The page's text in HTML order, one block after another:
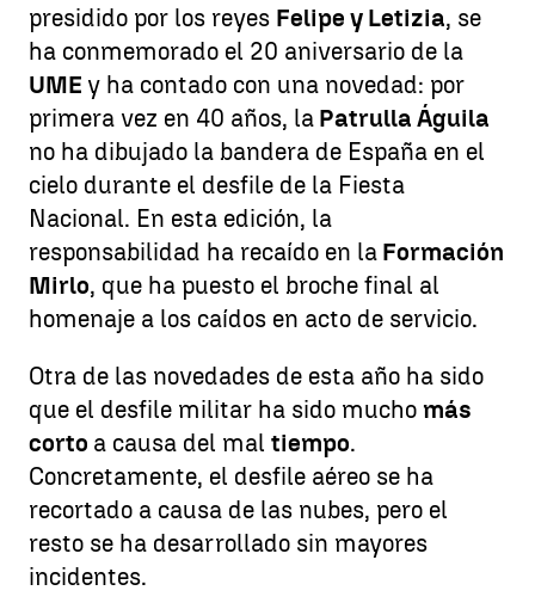
presidido por los reyes Felipe y Letizia, se
ha conmemorado el 20 aniversario de la
UME y ha contado con una novedad: por
primera vez en 40 años, la Patrulla Águila
no ha dibujado la bandera de España en el
cielo durante el desfile de la Fiesta
Nacional. En esta edición, la
responsabilidad ha recaído en la Formación
Mirlo, que ha puesto el broche final al
homenaje a los caídos en acto de servicio.
Otra de las novedades de esta año ha sido
que el desfile militar ha sido mucho más
corto a causa del mal tiempo.
Concretamente, el desfile aéreo se ha
recortado a causa de las nubes, pero el
resto se ha desarrollado sin mayores
incidentes.